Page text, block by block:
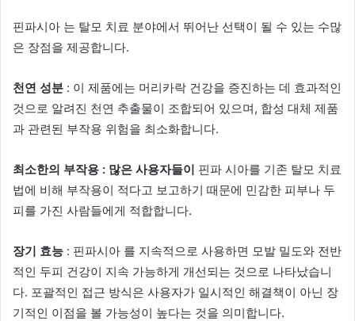
핀파시아 는 탈모 치료 분야에서 뛰어난 선택이 될 수 있는 수많
은 장점을 제공합니다.
천연 성분 : 이 제품에는 머리카락 건강을 증진하는 데 효과적인
것으로 알려진 천연 추출물이 조합되어 있으며, 합성 대체 제품
과 관련된 부작용 위험을 최소화합니다.
최소한의 부작용 : 많은 사용자들이 핀파 시아를 기존 탈모 치료
법에 비해 부작용이 적다고 보고하기 때문에 민감한 피부나 두
피를 가진 사람들에게 적합합니다.
장기 효능 : 핀파시아 를 지속적으로 사용하면 모발 밀도와 전반
적인 두피 건강이 지속 가능하게 개선되는 것으로 나타났습니
다. 포괄적인 접근 방식은 사용자가 일시적인 해결책이 아닌 장
기적인 이점을 볼 가능성이 높다는 것을 의미합니다.